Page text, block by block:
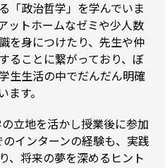
「政治哲学」を学んでいま
ットホームなゼミや少人数
を身につけたり、先生や仲
ることに繋がっており、ぼ
生生活の中でだんだん明確
ます。
立地を活かし授業後に参加
インターンの経験も、実践
、将来の夢を深めるヒント